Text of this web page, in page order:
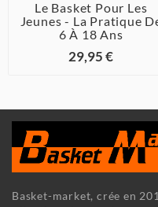
Le Basket Pour Les
Jeunes - La Pratique
6 À 18 Ans
29,95 €
Basket-market, crée en